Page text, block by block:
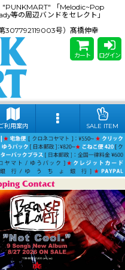
「Melodic~Pop
等の周辺バンドをセレクト」
307792119003号）髙橋伸幸
カート ログイン
利用案内 SALE ITEM